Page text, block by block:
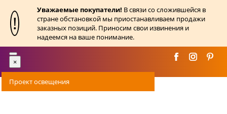
!
Уважаемые покупатели! В связи со сложившейся в
стране обстановкой мы приостанавливаем продажи
заказных позиций. Приносим свои извинения и
надеемся на ваше понимание.
Toggle
navigation
×
Проект освещения